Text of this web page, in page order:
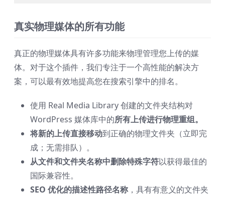
真实物理媒体的所有功能
真正的物理媒体具有许多功能来物理管理您上传的媒
体。对于这个插件，我们专注于一个高性能的解决方
案，可以最有效地提高您在搜索引擎中的排名。
使用 Real Media Library 创建的文件夹结构对
WordPress 媒体库中的所有上传进行物理重组。
将新的上传直接移动到正确的物理文件夹（立即完
成；无需排队）。
从文件和文件夹名称中删除特殊字符以获得最佳的
国际兼容性。
SEO 优化的描述性路径名称 ，具有有意义的文件夹